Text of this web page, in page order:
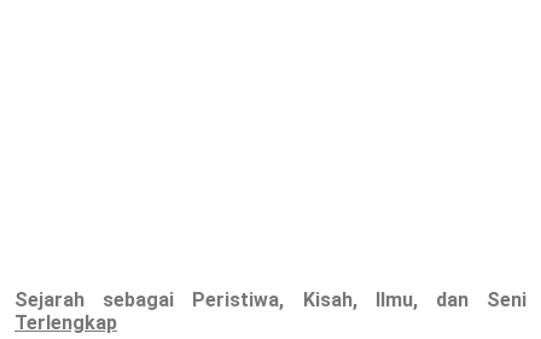
Sejarah sebagai Peristiwa, Kisah, Ilmu, dan Seni
Terlengkap